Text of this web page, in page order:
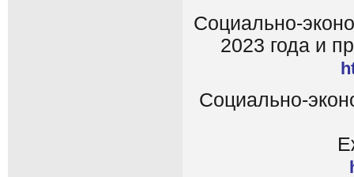
Социально-
2023 года и
Социально-